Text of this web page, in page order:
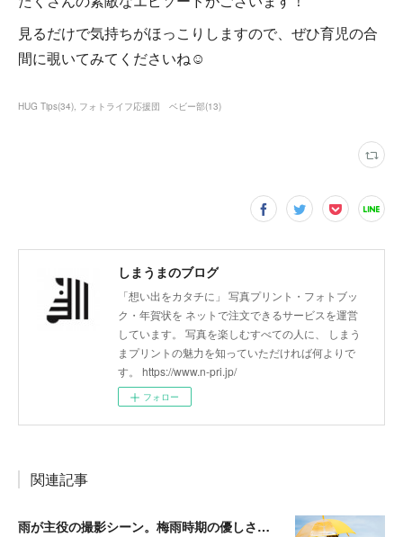
見るだけで気持ちがほっこりしますので、ぜひ育児の合
間に覗いてみてくださいね☺
HUG Tips(34) フォトライフ応援団 ベビー部(13)
しまうまのブログ
「想い出をカタチに」 写真プリント・フォトブッ
ク・年賀状を ネットで注文できるサービスを運営
しています。 写真を楽しむすべての人に、 しまう
まプリントの魅力を知っていただければ何よりで
す。 https://www.n-pri.jp/
フォロー
関連記事
雨が主役の撮影シーン。梅雨時期の優しさを切り取る撮影テクニック